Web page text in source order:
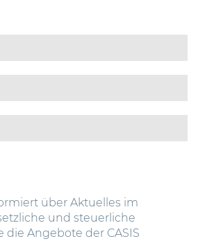
über Aktuelles im
und steuerliche
die Angebote der CASIS